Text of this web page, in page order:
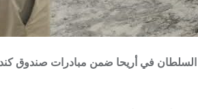
السلطان في أريحا ضمن مبادرات صندوق